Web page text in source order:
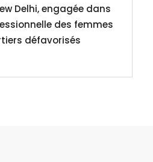
Delhi, engagée dans
des femmes
défavorisés